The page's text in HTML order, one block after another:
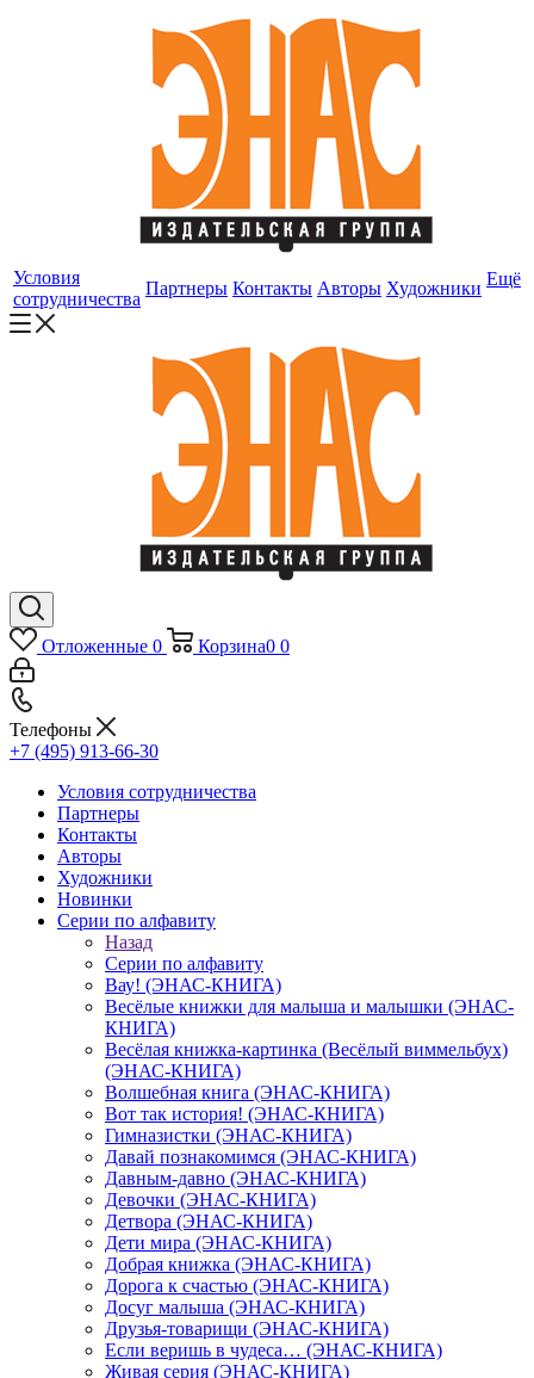
Условия
сотрудничества
Партнеры Контакты Авторы Художники Ещё
Отложенные 0 Корзина0 0
Телефоны
+7 (495) 913-66-30
Условия сотрудничества
Партнеры
Контакты
Авторы
Художники
Новинки
Серии по алфавиту
Назад
Серии по алфавиту
Вау! (ЭНАС-КНИГА)
Весёлые книжки для малыша и малышки (ЭНАС-
КНИГА)
Весёлая книжка-картинка (Весёлый виммельбух)
(ЭНАС-КНИГА)
Волшебная книга (ЭНАС-КНИГА)
Вот так история! (ЭНАС-КНИГА)
Гимназистки (ЭНАС-КНИГА)
Давай познакомимся (ЭНАС-КНИГА)
Давным-давно (ЭНАС-КНИГА)
Девочки (ЭНАС-КНИГА)
Детвора (ЭНАС-КНИГА)
Дети мира (ЭНАС-КНИГА)
Добрая книжка (ЭНАС-КНИГА)
Дорога к счастью (ЭНАС-КНИГА)
Досуг малыша (ЭНАС-КНИГА)
Друзья-товарищи (ЭНАС-КНИГА)
Если веришь в чудеса… (ЭНАС-КНИГА)
Живая серия (ЭНАС-КНИГА)